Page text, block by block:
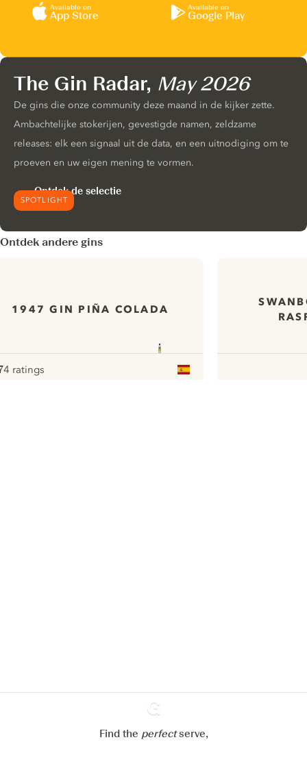
Available on
App Store
Available on
Google Play
SPOTLIGHT
The Gin Radar, May 2026
De gins die onze community deze maand in de kijker zette.
Ambachtelijke stokerijen, gevestigde namen, zeldzame
releases: elk een signaal uit de data, en een uitnodiging om te
proeven en uw eigen mening te vormen.
Ontdek de selectie
Ontdek andere gins
1947 GIN PIÑA COLADA
4 ratings
Ginventory
Find the perfectserve,